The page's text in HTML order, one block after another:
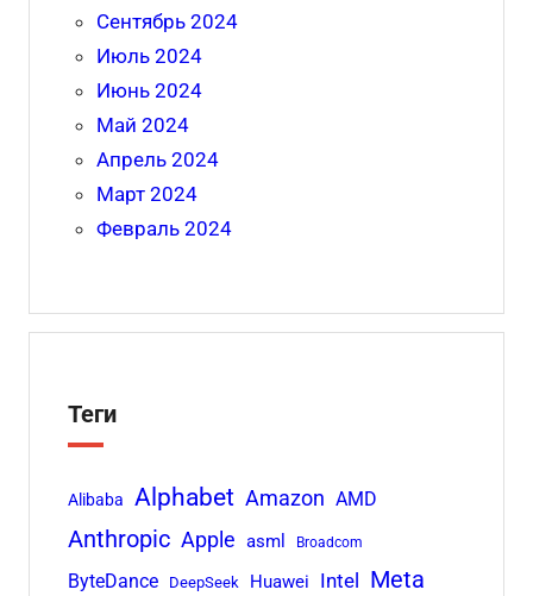
Сентябрь 2024
Июль 2024
Июнь 2024
Май 2024
Апрель 2024
Март 2024
Февраль 2024
Теги
Alibaba Alphabet Amazon AMD
Anthropic Apple asml Broadcom
ByteDance DeepSeek Huawei Intel Meta